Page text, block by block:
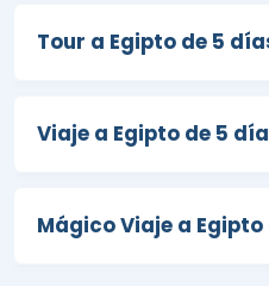
Tour a Egipto de 5
Viaje a Egipto de 5
Mágico Viaje a Egipto